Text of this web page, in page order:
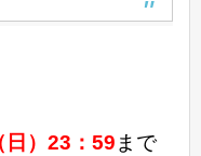
）23：59 まで